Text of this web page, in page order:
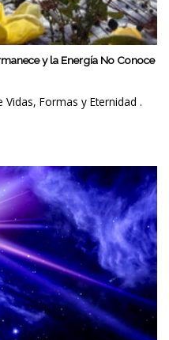
y la Energía No Conoce
Vidas, Formas y Eternidad .